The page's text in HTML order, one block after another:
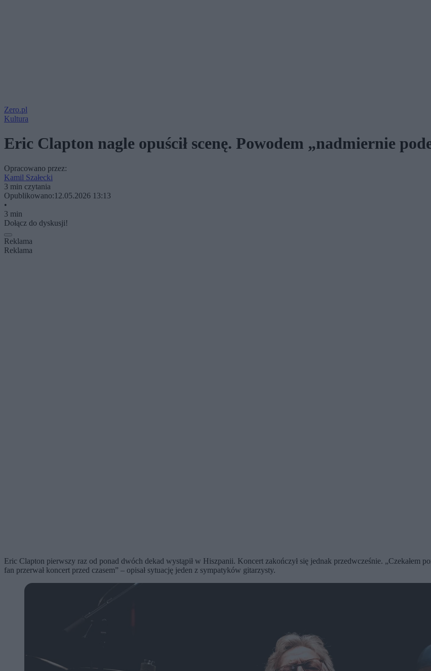
Zero.pl
Kultura
Eric Clapton nagle opuścił scenę. Powodem „nadmiernie
Opracowano przez:
Kamil Szałecki
3 min czytania
Opublikowano:12.05.2026 13:13
•
3 min
Dołącz do dyskusji!
Reklama
Reklama
Eric Clapton pierwszy raz od ponad dwóch dekad wystąpił w Hiszpanii. Koncert zakończył się jednak przedwcześnie. „Czekałem
fan przerwał koncert przed czasem” – opisał sytuację jeden z sympatyków gitarzysty.